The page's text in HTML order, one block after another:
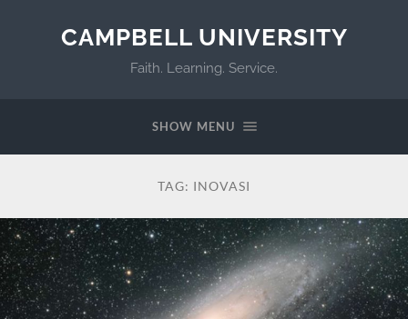
CAMPBELL UNIVERSITY
Faith. Learning. Service.
SHOW MENU
TAG: INOVASI